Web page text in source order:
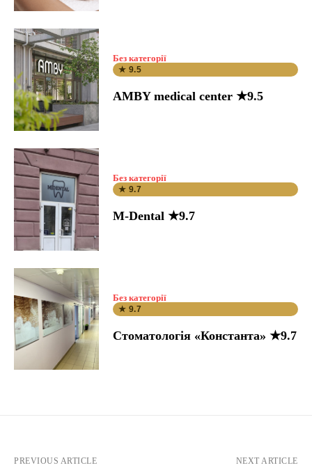
Без категорії
★ 9.5
AMBY medical center ★9.5
Без категорії
★ 9.7
M-Dental ★9.7
Без категорії
★ 9.7
Стоматологія «Константа» ★9.7
PREVIOUS ARTICLE NEXT ARTICLE